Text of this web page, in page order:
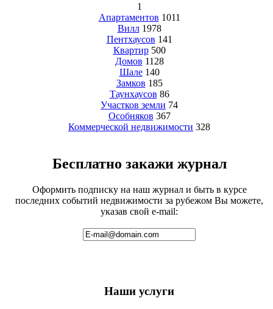
1
Апартаментов 1011
Вилл 1978
Пентхаусов 141
Квартир 500
Домов 1128
Шале 140
Замков 185
Таунхаусов 86
Участков земли 74
Особняков 367
Коммерческой недвижимости 328
Бесплатно закажи журнал
Оформить подписку на наш журнал и быть в курсе
последних событий недвижимости за рубежом Вы можете,
указав свой e-mail:
Наши услуги